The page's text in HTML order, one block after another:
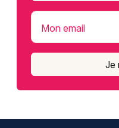
Mon email
Je